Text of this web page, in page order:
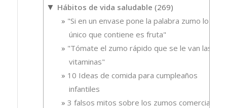
▼ Hábitos de vida saludable (269)
"Si en un envase pone la palabra zumo lo
único que contiene es fruta"
"Tómate el zumo rápido que se le van las
vitaminas"
10 Ideas de comida para cumpleaños
infantiles
3 falsos mitos sobre los zumos comerciales